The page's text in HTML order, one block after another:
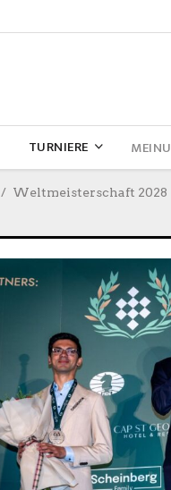
TURNIERE
Weltmeisterschaft 2028